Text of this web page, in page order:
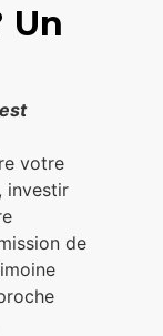
Un
votre
investir
de